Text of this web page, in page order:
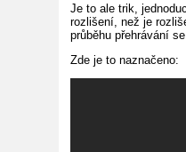
Je to ale trik,
rozlišení, než je
průběhu přehrávání
Zde je to naznačeno: